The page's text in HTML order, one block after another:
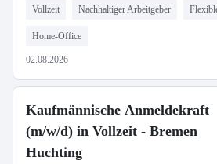
Vollzeit Nachhaltiger Arbeitgeber
Home-Office
02.08.2026
Kaufmännische Anmeldekraft
(m/w/d) in Vollzeit - Bremen
Huchting